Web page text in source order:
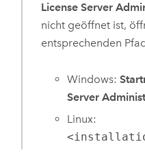
License Server
nicht geöffnet ist,
entsprechenden
Windows:
Server
Linux: